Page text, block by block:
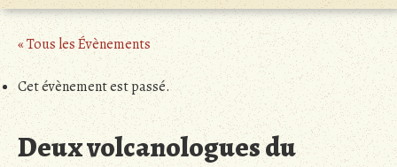
« Tous les Évènements
Cet évènement est passé.
Deux volcanologues du